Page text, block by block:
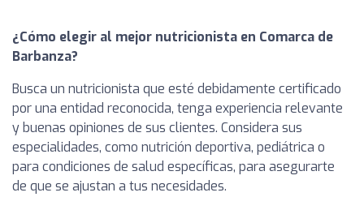
¿Cómo elegir al mejor nutricionista en Comarca de
Barbanza?
Busca un nutricionista que esté debidamente certificado
por una entidad reconocida, tenga experiencia relevante
y buenas opiniones de sus clientes. Considera sus
especialidades, como nutrición deportiva, pediátrica o
para condiciones de salud específicas, para asegurarte
de que se ajustan a tus necesidades.